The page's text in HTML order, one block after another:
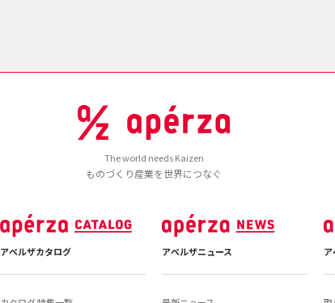
The world needs Kaizen
ものづくり産業を世界につなぐ
アペルザカタログ アペルザニュース